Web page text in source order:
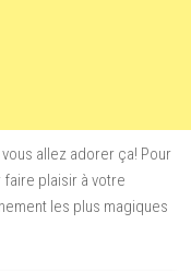
allez adorer ça! Pour
faire plaisir à votre
les plus magiques